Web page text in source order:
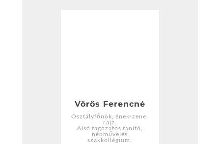
Vörös Ferencné
Osztályfőnök, ének-zene,
rajz.
Alsó tagozatos tanító,
népművelés
szakkollégium.